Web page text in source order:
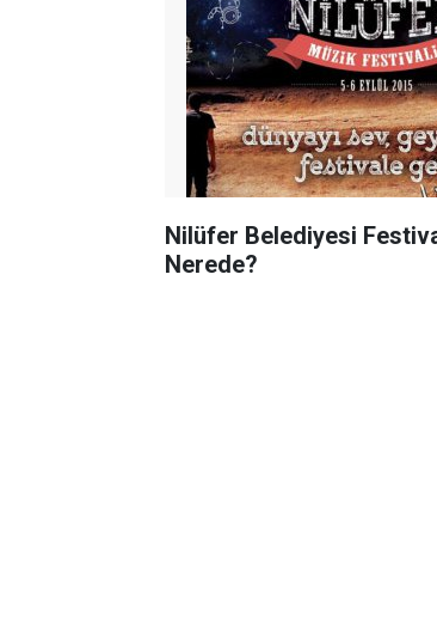
Nilüfer Belediyesi
Nerede?